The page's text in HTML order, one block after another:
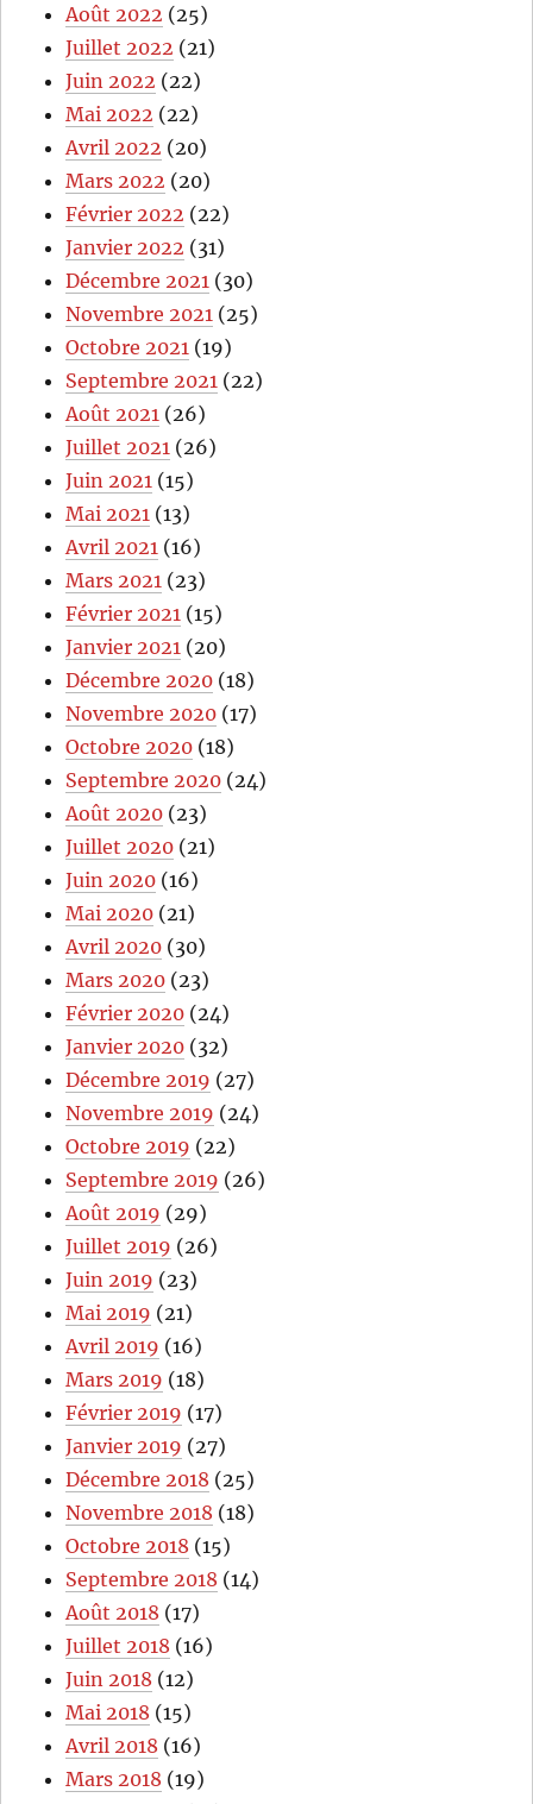
Août 2022 (25)
Juillet 2022 (21)
Juin 2022 (22)
Mai 2022 (22)
Avril 2022 (20)
Mars 2022 (20)
Février 2022 (22)
Janvier 2022 (31)
Décembre 2021 (30)
Novembre 2021 (25)
Octobre 2021 (19)
Septembre 2021 (22)
Août 2021 (26)
Juillet 2021 (26)
Juin 2021 (15)
Mai 2021 (13)
Avril 2021 (16)
Mars 2021 (23)
Février 2021 (15)
Janvier 2021 (20)
Décembre 2020 (18)
Novembre 2020 (17)
Octobre 2020 (18)
Septembre 2020 (24)
Août 2020 (23)
Juillet 2020 (21)
Juin 2020 (16)
Mai 2020 (21)
Avril 2020 (30)
Mars 2020 (23)
Février 2020 (24)
Janvier 2020 (32)
Décembre 2019 (27)
Novembre 2019 (24)
Octobre 2019 (22)
Septembre 2019 (26)
Août 2019 (29)
Juillet 2019 (26)
Juin 2019 (23)
Mai 2019 (21)
Avril 2019 (16)
Mars 2019 (18)
Février 2019 (17)
Janvier 2019 (27)
Décembre 2018 (25)
Novembre 2018 (18)
Octobre 2018 (15)
Septembre 2018 (14)
Août 2018 (17)
Juillet 2018 (16)
Juin 2018 (12)
Mai 2018 (15)
Avril 2018 (16)
Mars 2018 (19)